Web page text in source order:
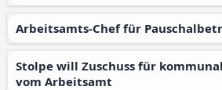
Arbeitsamts-Chef für
Stolpe will Zuschuss für kommunale Investitionen
vom Arbeitsamt